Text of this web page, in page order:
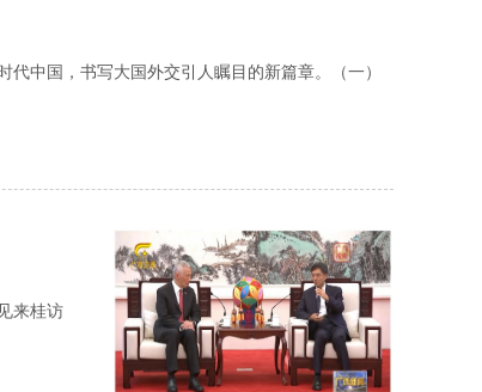
中国，书写大国外交引人瞩目的新篇章。（一）
来桂访